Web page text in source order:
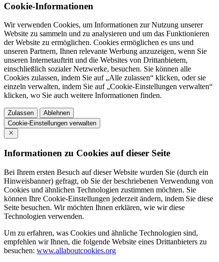
Cookie-Informationen
Wir verwenden Cookies, um Informationen zur Nutzung unserer
Website zu sammeln und zu analysieren und um das Funktionieren
der Website zu ermöglichen. Cookies ermöglichen es uns und
unseren Partnern, Ihnen relevante Werbung anzuzeigen, wenn Sie
unseren Internetauftritt und die Websites von Drittanbietern,
einschließlich sozialer Netzwerke, besuchen. Sie können alle
Cookies zulassen, indem Sie auf „Alle zulassen“ klicken, oder sie
einzeln verwalten, indem Sie auf „Cookie-Einstellungen verwalten“
klicken, wo Sie auch weitere Informationen finden.
Zulassen
Ablehnen
Cookie-Einstellungen verwalten
Informationen zu Cookies auf dieser Seite
Bei Ihrem ersten Besuch auf dieser Website wurden Sie (durch ein
Hinweisbanner) gefragt, ob Sie der beschriebenen Verwendung von
Cookies und ähnlichen Technologien zustimmen möchten. Sie
können Ihre Cookie-Einstellungen jederzeit ändern, indem Sie diese
Seite besuchen. Wir möchten Ihnen erklären, wie wir diese
Technologien verwenden.
Um zu erfahren, was Cookies und ähnliche Technologien sind,
empfehlen wir Ihnen, die folgende Website eines Drittanbieters zu
besuchen: www.allaboutcookies.org